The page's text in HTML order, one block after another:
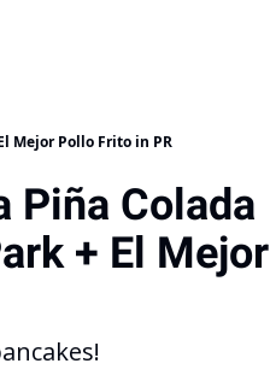
Mejor Pollo Frito in PR
Colada
+ El Mejor